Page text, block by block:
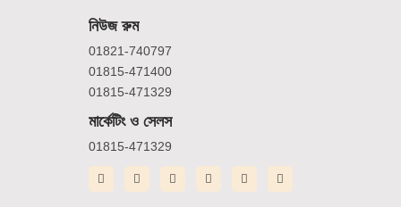
নিউজ রুম
01821-740797
01815-471400
01815-471329
মার্কেটিং ও সেলস
01815-471329